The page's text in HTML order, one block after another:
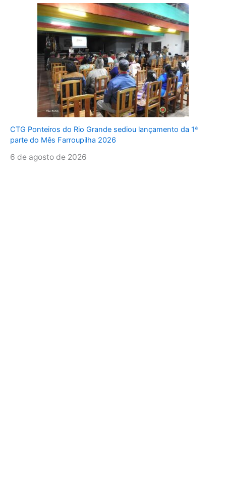
CTG Ponteiros do Rio Grande sediou lançamento da 1ª
parte do Mês Farroupilha 2026
6 de agosto de 2026